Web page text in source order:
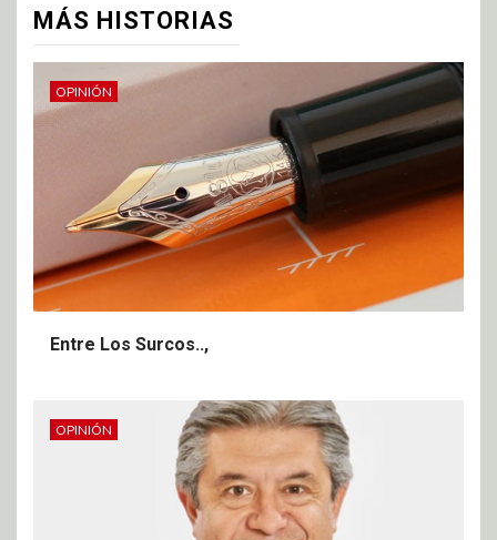
MÁS HISTORIAS
OPINIÓN
Entre Los Surcos..,
OPINIÓN